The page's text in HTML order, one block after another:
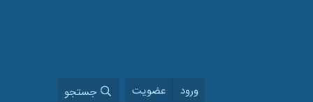
ورود عضویت جستجو